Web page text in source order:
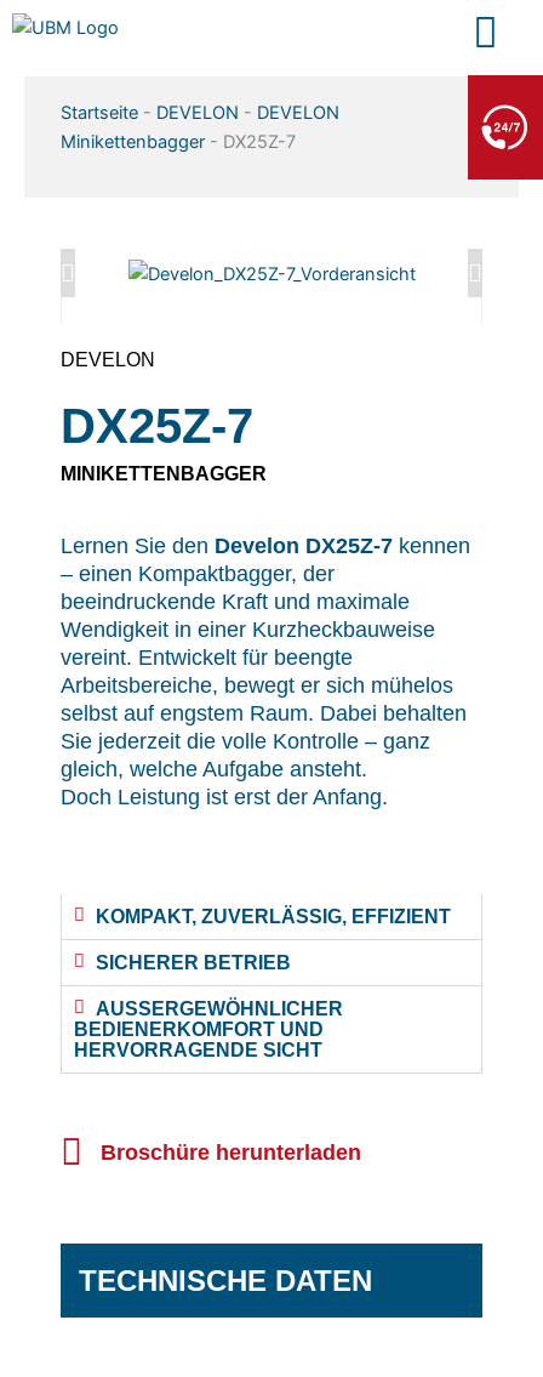
Zum
Inhalt
+49 7552 93665 13
Kein PKW-Service
Startseite - DEVELON - DEVELON
Minikettenbagger - DX25Z-7
DEVELON
DX25Z-7
MINIKETTENBAGGER
Lernen Sie den Develon DX25Z-7 kennen
– einen Kompaktbagger, der
beeindruckende Kraft und maximale
Wendigkeit in einer Kurzheckbauweise
vereint. Entwickelt für beengte
Arbeitsbereiche, bewegt er sich mühelos
selbst auf engstem Raum. Dabei behalten
Sie jederzeit die volle Kontrolle – ganz
gleich, welche Aufgabe ansteht.
Doch Leistung ist erst der Anfang.
KOMPAKT, ZUVERLÄSSIG, EFFIZIENT
SICHERER BETRIEB
AUSSERGEWÖHNLICHER
BEDIENERKOMFORT UND
HERVORRAGENDE SICHT
Broschüre herunterladen
TECHNISCHE DATEN